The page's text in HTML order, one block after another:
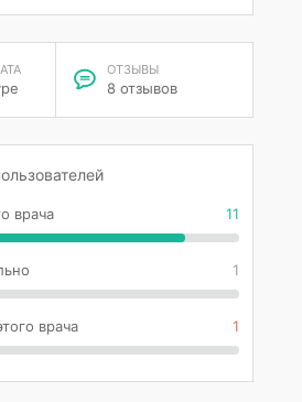
ОТЗЫВЫ
8 отзывов
врача 11
1
врача 1